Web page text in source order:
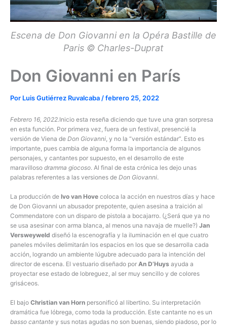
Escena de Don Giovanni en la Opéra Bastille de
Paris © Charles-Duprat
Don Giovanni en París
Por Luis Gutiérrez Ruvalcaba /febrero 25, 2022
Febrero 16, 2022.Inicio esta reseña diciendo que tuve una gran sorpresa
en esta función. Por primera vez, fuera de un festival, presencié la
versión de Viena de Don Giovanni , y no la “versión estándar”. Esto es
importante, pues cambia de alguna forma la importancia de algunos
personajes, y cantantes por supuesto, en el desarrollo de este
maravilloso dramma giocoso. Al final de esta crónica les dejo unas
palabras referentes a las versiones de Don Giovanni.
La producción de Ivo van Hove coloca la acción en nuestros días y hace
de Don Giovanni un abusador prepotente, quien asesina a traición al
Commendatore con un disparo de pistola a bocajarro. (¿Será que ya no
se usa asesinar con arma blanca, al menos una navaja de muelle?) Jan
Versweyweld diseñó la escenografía y la iluminación en el que cuatro
paneles móviles delimitarán los espacios en los que se desarrolla cada
acción, logrando un ambiente lúgubre adecuado para la intención del
director de escena. El vestuario diseñado por An D’Huys ayuda a
proyectar ese estado de lobreguez, al ser muy sencillo y de colores
grisáceos.
El bajo Christian van Horn personificó al libertino. Su interpretación
dramática fue lóbrega, como toda la producción. Este cantante no es un
basso cantante y sus notas agudas no son buenas, siendo piadoso, por lo